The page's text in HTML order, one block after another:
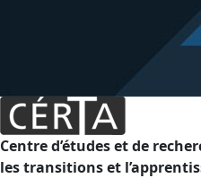
Centre d’études et de
les transitions et